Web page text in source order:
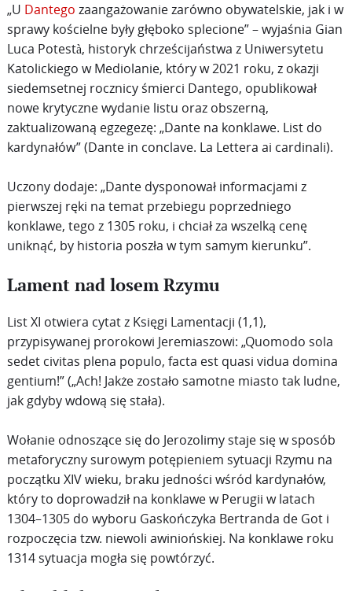
„U Dantego zaangażowanie zarówno obywatelskie, jak i w
sprawy kościelne były głęboko splecione” – wyjaśnia Gian
Luca Potestà, historyk chrześcijaństwa z Uniwersytetu
Katolickiego w Mediolanie, który w 2021 roku, z okazji
siedemsetnej rocznicy śmierci Dantego, opublikował
nowe krytyczne wydanie listu oraz obszerną,
zaktualizowaną egzegezę: „Dante na konklawe. List do
kardynałów” (Dante in conclave. La Lettera ai cardinali).
Uczony dodaje: „Dante dysponował informacjami z
pierwszej ręki na temat przebiegu poprzedniego
konklawe, tego z 1305 roku, i chciał za wszelką cenę
uniknąć, by historia poszła w tym samym kierunku”.
Lament nad losem Rzymu
List XI otwiera cytat z Księgi Lamentacji (1,1),
przypisywanej prorokowi Jeremiaszowi: „Quomodo sola
sedet civitas plena populo, facta est quasi vidua domina
gentium!” („Ach! Jakże zostało samotne miasto tak ludne,
jak gdyby wdową się stała).
Wołanie odnoszące się do Jerozolimy staje się w sposób
metaforyczny surowym potępieniem sytuacji Rzymu na
początku XIV wieku, braku jedności wśród kardynałów,
który to doprowadził na konklawe w Perugii w latach
1304–1305 do wyboru Gaskończyka Bertranda de Got i
rozpoczęcia tzw. niewoli awiniońskiej. Na konklawe roku
1314 sytuacja mogła się powtórzyć.